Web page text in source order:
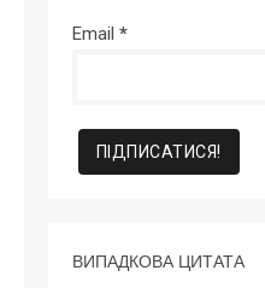
Email *
ВИПАДКОВА ЦИТАТА